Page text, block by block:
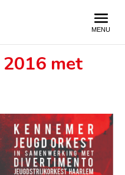
met